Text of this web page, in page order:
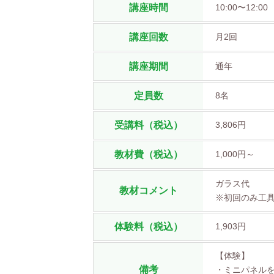
講座時間 10:00〜12:00
講座回数 月2回
講座期間 通年
定員数 8名
受講料（税込） 3,806円
教材費（税込） 1,000円～
教材コメント
ガラス
※初回のみ
体験料（税込） 1,903円
備考
【体験】
・ミニパネル